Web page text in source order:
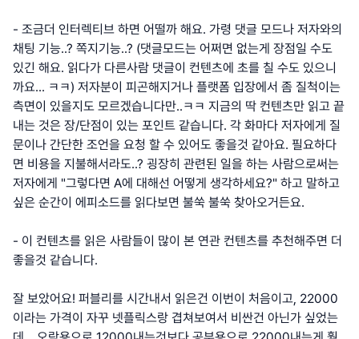
- 조금더 인터렉티브 하면 어떨까 해요. 가령 댓글 모드나 저자와의
채팅 기능..? 쪽지기능..? (댓글모드는 어쩌면 없는게 장점일 수도
있긴 해요. 읽다가 다른사람 댓글이 컨텐츠에 초를 칠 수도 있으니
까요... ㅋㅋ) 저자분이 피곤해지거나 플랫폼 입장에서 좀 질척이는
측면이 있을지도 모르겠습니다만..ㅋㅋ 지금의 딱 컨텐츠만 읽고 끝
내는 것은 장/단점이 있는 포인트 같습니다. 각 화마다 저자에게 질
문이나 간단한 조언을 요청 할 수 있어도 좋을것 같아요. 필요하다
면 비용을 지불해서라도..? 굉장히 관련된 일을 하는 사람으로써는
저자에게 "그렇다면 A에 대해선 어떻게 생각하세요?" 하고 말하고
싶은 순간이 에피소드를 읽다보면 불쑥 불쑥 찾아오거든요.
- 이 컨텐츠를 읽은 사람들이 많이 본 연관 컨텐츠를 추천해주면 더
좋을것 같습니다.
잘 보았어요! 퍼블리를 시간내서 읽은건 이번이 처음이고, 22000
이라는 가격이 자꾸 넷플릭스랑 겹쳐보여서 비싼건 아닌가 싶었는